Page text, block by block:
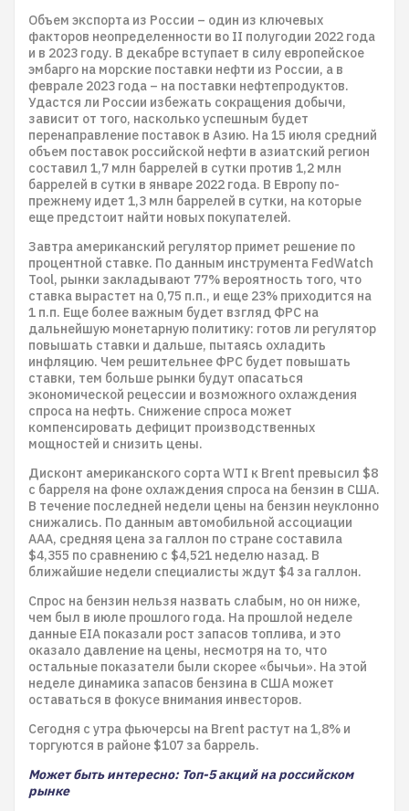
Объем экспорта из России – один из ключевых
факторов неопределенности во II полугодии 2022 года
и в 2023 году. В декабре вступает в силу европейское
эмбарго на морские поставки нефти из России, а в
феврале 2023 года – на поставки нефтепродуктов.
Удастся ли России избежать сокращения добычи,
зависит от того, насколько успешным будет
перенаправление поставок в Азию. На 15 июля средний
объем поставок российской нефти в азиатский регион
составил 1,7 млн баррелей в сутки против 1,2 млн
баррелей в сутки в январе 2022 года. В Европу по-
прежнему идет 1,3 млн баррелей в сутки, на которые
еще предстоит найти новых покупателей.
Завтра американский регулятор примет решение по
процентной ставке. По данным инструмента FedWatch
Tool, рынки закладывают 77% вероятность того, что
ставка вырастет на 0,75 п.п., и еще 23% приходится на
1 п.п. Еще более важным будет взгляд ФРС на
дальнейшую монетарную политику: готов ли регулятор
повышать ставки и дальше, пытаясь охладить
инфляцию. Чем решительнее ФРС будет повышать
ставки, тем больше рынки будут опасаться
экономической рецессии и возможного охлаждения
спроса на нефть. Снижение спроса может
компенсировать дефицит производственных
мощностей и снизить цены.
Дисконт американского сорта WTI к Brent превысил $8
с барреля на фоне охлаждения спроса на бензин в США.
В течение последней недели цены на бензин неуклонно
снижались. По данным автомобильной ассоциации
AAA, средняя цена за галлон по стране составила
$4,355 по сравнению с $4,521 неделю назад. В
ближайшие недели специалисты ждут $4 за галлон.
Спрос на бензин нельзя назвать слабым, но он ниже,
чем был в июле прошлого года. На прошлой неделе
данные EIA показали рост запасов топлива, и это
оказало давление на цены, несмотря на то, что
остальные показатели были скорее «бычьи». На этой
неделе динамика запасов бензина в США может
оставаться в фокусе внимания инвесторов.
Сегодня с утра фьючерсы на Brent растут на 1,8% и
торгуются в районе $107 за баррель.
Может быть интересно: Топ-5 акций на российском
рынке